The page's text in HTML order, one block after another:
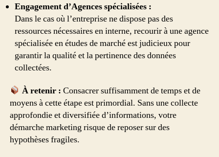
Engagement d’Agences spécialisées :
Dans le cas où l’entreprise ne dispose pas des
ressources nécessaires en interne, recourir à une agence
spécialisée en études de marché est judicieux pour
garantir la qualité et la pertinence des données
collectées.
À retenir : Consacrer suffisamment de temps et de
moyens à cette étape est primordial. Sans une collecte
approfondie et diversifiée d’informations, votre
démarche marketing risque de reposer sur des
hypothèses fragiles.